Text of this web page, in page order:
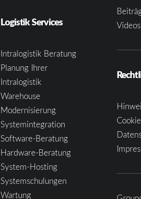
Logistik Services
Intralogistik Beratung
Planung Ihrer
Intralogistik
Warehouse
Modernisierung
Systemintegration
Software-Beratung
Hardware-Beratung
System-Hosting
Systemschulungen
Wartung
Videos